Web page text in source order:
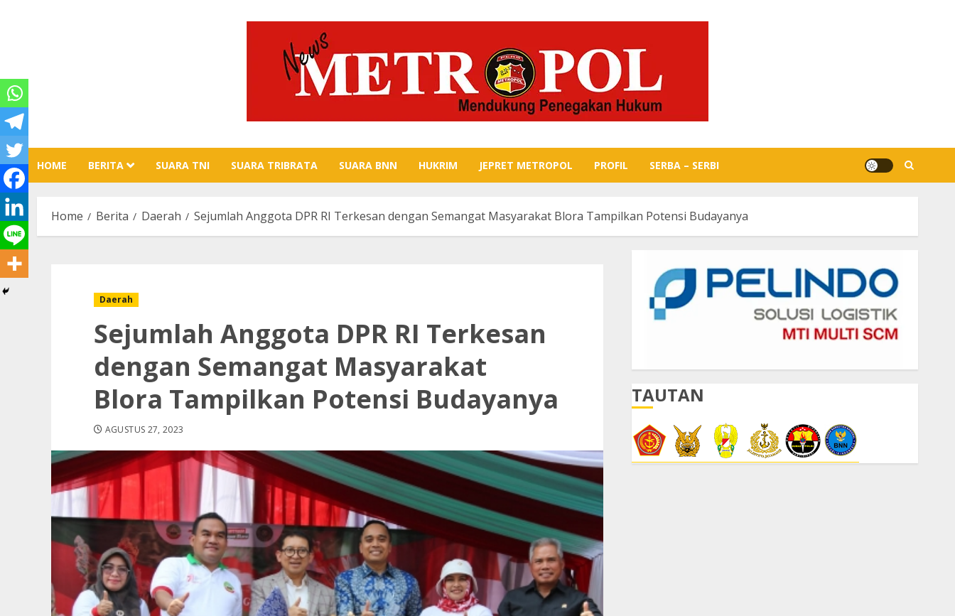
HOME BERITA SUARA TNI SUARA TRIBRATA SUARA BNN HUKRIM JEPRET METROPOL PROFIL SERBA – SERBI
Home Berita Daerah Sejumlah Anggota DPR RI Terkesan dengan Semangat Masyarakat Blora Tampilkan Potensi Budayanya
Daerah
Sejumlah Anggota DPR RI Terkesan
dengan Semangat Masyarakat
Blora Tampilkan Potensi Budayanya
AGUSTUS 27, 2023
TAUTAN